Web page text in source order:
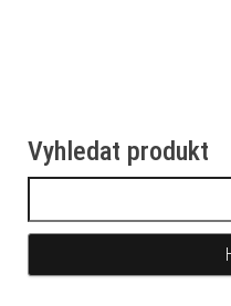
Vyhledat produkt